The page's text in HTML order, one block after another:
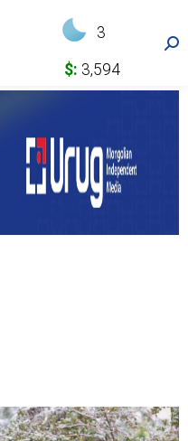
3
$: 3,594